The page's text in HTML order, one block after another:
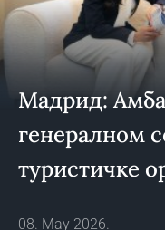
Мадрид:
генералном
туристичке
08. May 2026.